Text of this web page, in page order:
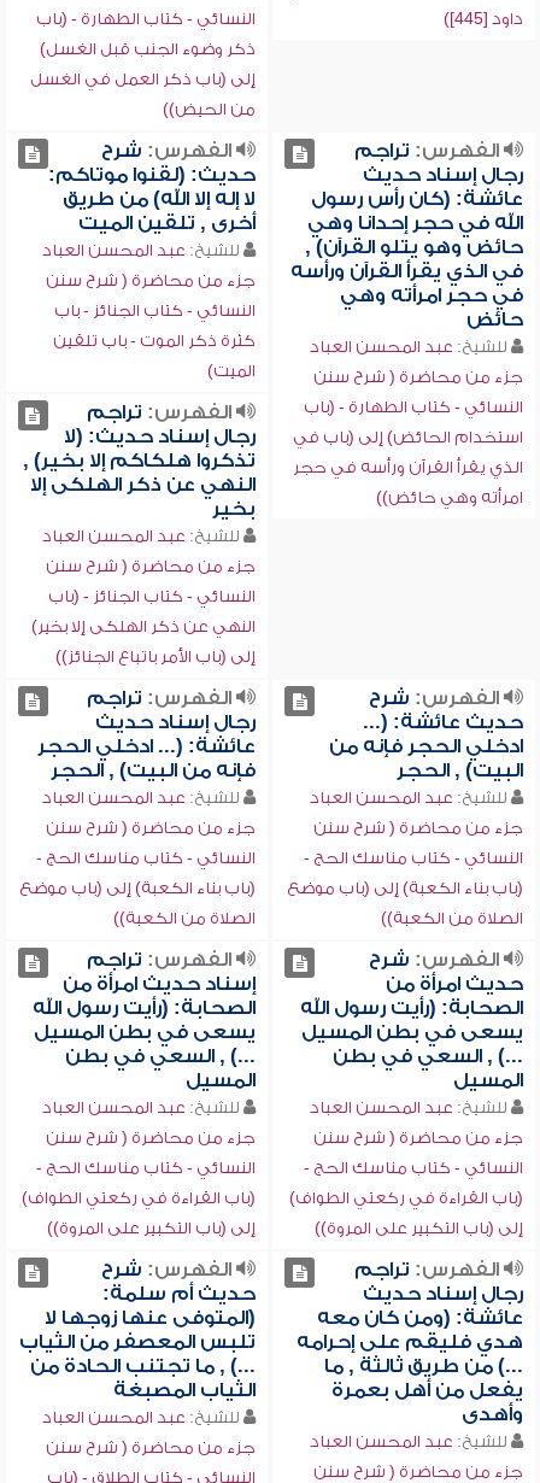
داود [445])
النسائي - كتاب الطهارة - (باب
ذكر وضوء الجنب قبل الغسل)
إلى (باب ذكر العمل في الغسل
من الحيض))
الفهرس: تراجم
رجال إسناد حديث
عائشة: (كان رأس رسول
الله في حجر إحدانا وهي
حائض وهو يتلو القرآن) ,
في الذي يقرأ القرآن ورأسه
في حجر امرأته وهي
حائض
للشيخ: عبد المحسن العباد
جزء من محاضرة ( شرح سنن
النسائي - كتاب الطهارة - (باب
استخدام الحائض) إلى (باب في
الذي يقرأ القرآن ورأسه في حجر
امرأته وهي حائض))
الفهرس: شرح
حديث: (لقنوا موتاكم:
لا إله إلا الله) من طريق
أخرى , تلقين الميت
للشيخ: عبد المحسن العباد
جزء من محاضرة ( شرح سنن
النسائي - كتاب الجنائز - باب
كثرة ذكر الموت - باب تلقين
الميت)
الفهرس: تراجم
رجال إسناد حديث: (لا
تذكروا هلكاكم إلا بخير) ,
النهي عن ذكر الهلكى إلا
بخير
للشيخ: عبد المحسن العباد
جزء من محاضرة ( شرح سنن
النسائي - كتاب الجنائز - (باب
النهي عن ذكر الهلكى إلا بخير)
إلى (باب الأمر باتباع الجنائز))
الفهرس: شرح
حديث عائشة: (...
ادخلي الحجر فإنه من
البيت) , الحجر
للشيخ: عبد المحسن العباد
جزء من محاضرة ( شرح سنن
النسائي - كتاب مناسك الحج -
(باب بناء الكعبة) إلى (باب موضع
الصلاة من الكعبة))
الفهرس: تراجم
رجال إسناد حديث
عائشة: (... ادخلي الحجر
فإنه من البيت) , الحجر
للشيخ: عبد المحسن العباد
جزء من محاضرة ( شرح سنن
النسائي - كتاب مناسك الحج -
(باب بناء الكعبة) إلى (باب موضع
الصلاة من الكعبة))
الفهرس: شرح
حديث امرأة من
الصحابة: (رأيت رسول الله
يسعى في بطن المسيل
...) , السعي في بطن
المسيل
للشيخ: عبد المحسن العباد
جزء من محاضرة ( شرح سنن
النسائي - كتاب مناسك الحج -
(باب القراءة في ركعتي الطواف)
إلى (باب التكبير على المروة))
الفهرس: تراجم
إسناد حديث امرأة من
الصحابة: (رأيت رسول الله
يسعى في بطن المسيل
...) , السعي في بطن
المسيل
للشيخ: عبد المحسن العباد
جزء من محاضرة ( شرح سنن
النسائي - كتاب مناسك الحج -
(باب القراءة في ركعتي الطواف)
إلى (باب التكبير على المروة))
الفهرس: تراجم
رجال إسناد حديث
عائشة: (ومن كان معه
هدي فليقم على إحرامه
...) من طريق ثالثة , ما
يفعل من أهل بعمرة
وأهدى
للشيخ: عبد المحسن العباد
جزء من محاضرة ( شرح سنن
الفهرس: شرح
حديث أم سلمة:
(المتوفى عنها زوجها لا
تلبس المعصفر من الثياب
...) , ما تجتنب الحادة من
الثياب المصبغة
للشيخ: عبد المحسن العباد
جزء من محاضرة ( شرح سنن
النسائي - كتاب الطلاق - (باب